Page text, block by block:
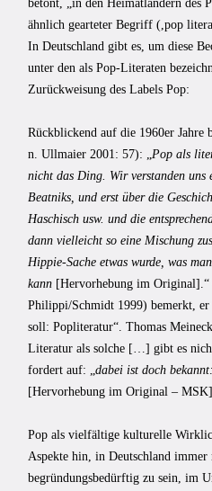
betont, „in den Heimatländern des
ähnlich gearteter Begriff (,pop
In Deutschland gibt es, um diese
unter den als Pop-Literaten
Zurückweisung des Labels Pop:
Rückblickend auf die 1960er Jahre
n. Ullmaier 2001: 57): „ Pop als
nicht das Ding. Wir verstanden uns
Beatniks, und erst über die
Haschisch usw. und die
dann vielleicht so eine Mischung
Hippie-Sache etwas wurde, was
kann [Hervorhebung im
Philippi/Schmidt 1999) bemerkt, er
soll: Popliteratur“. Thomas
Literatur als solche […] gibt es
fordert auf: „ dabei ist doch
[Hervorhebung im Original –
Pop als vielfältige kulturelle
Aspekte hin, in Deutschland immer
begründungsbedürftig zu sein, im